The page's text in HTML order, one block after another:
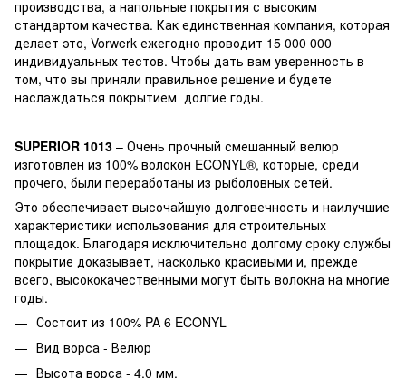
производства, а напольные покрытия с высоким
стандартом качества. Как единственная компания, которая
делает это, Vorwerk ежегодно проводит 15 000 000
индивидуальных тестов. Чтобы дать вам уверенность в
том, что вы приняли правильное решение и будете
наслаждаться покрытием долгие годы.
SUPERIOR 1013 – Очень прочный смешанный велюр
изготовлен ​​из 100% волокон ECONYL®, которые, среди
прочего, были переработаны из рыболовных сетей.
Это обеспечивает высочайшую долговечность и наилучшие
характеристики использования для строительных
площадок. Благодаря исключительно долгому сроку службы
покрытие доказывает, насколько красивыми и, прежде
всего, высококачественными могут быть волокна на многие
годы.
Состоит из 100% PA 6 ECONYL
Вид ворса - Велюр
Высота ворса - 4.0 мм.